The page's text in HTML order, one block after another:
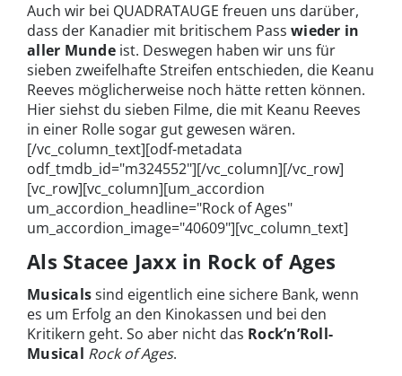
Auch wir bei QUADRATAUGE freuen uns darüber,
dass der Kanadier mit britischem Pass wieder in
aller Mundeist. Deswegen haben wir uns für
sieben zweifelhafte Streifen entschieden, die Keanu
Reeves möglicherweise noch hätte retten können.
Hier siehst du sieben Filme, die mit Keanu Reeves
in einer Rolle sogar gut gewesen wären.
[/vc_column_text][odf-metadata
odf_tmdb_id="m324552"][/vc_column][/vc_row]
[vc_row][vc_column][um_accordion
um_accordion_headline="Rock of Ages"
um_accordion_image="40609"][vc_column_text]
Als Stacee Jaxx in Rock of Ages
Musicalssind eigentlich eine sichere Bank, wenn
es um Erfolg an den Kinokassen und bei den
Kritikern geht. So aber nicht das Rock’n’Roll-
Musical Rock of Ages.